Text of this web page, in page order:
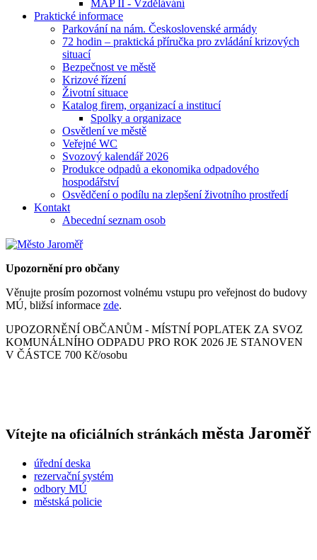
MAP II - Vzdělávání
Praktické informace
Parkování na nám. Československé armády
72 hodin – praktická příručka pro zvládání krizových
situací
Bezpečnost ve městě
Krizové řízení
Životní situace
Katalog firem, organizací a institucí
Spolky a organizace
Osvětlení ve městě
Veřejné WC
Svozový kalendář 2026
Produkce odpadů a ekonomika odpadového
hospodářství
Osvědčení o podílu na zlepšení životního prostředí
Kontakt
Abecední seznam osob
Upozornění pro občany
Věnujte prosím pozornost volnému vstupu pro veřejnost do budovy
MÚ, bližsí informace zde.
UPOZORNĚNÍ OBČANŮM - MÍSTNÍ POPLATEK ZA SVOZ
KOMUNÁLNÍHO ODPADU PRO ROK 2026 JE STANOVEN
V ČÁSTCE 700 Kč/osobu
Vítejte na oficiálních stránkách města Jaroměř
úřední deska
rezervační systém
odbory MÚ
městská policie